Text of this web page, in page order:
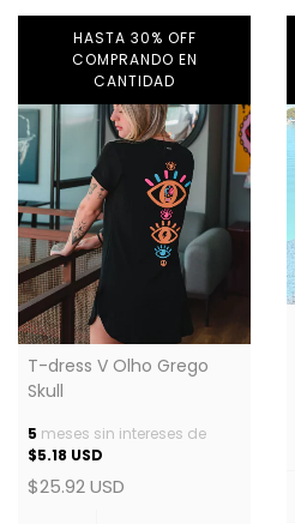
HASTA 30% OFF
COMPRANDO EN
CANTIDAD
T-dress V Olho Grego
Skull
5 meses sin intereses de
$5.18 USD
$25.92 USD